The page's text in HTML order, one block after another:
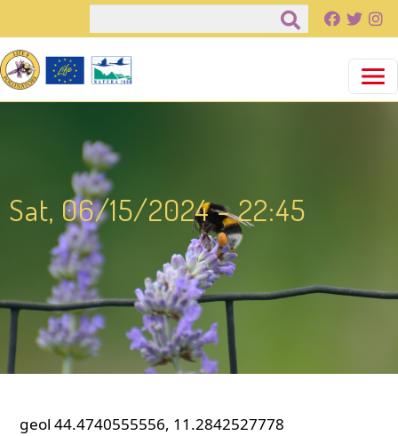
Pasar al contenido principal
Sat, 06/15/2024 - 22:45
geol 44.4740555556, 11.2842527778